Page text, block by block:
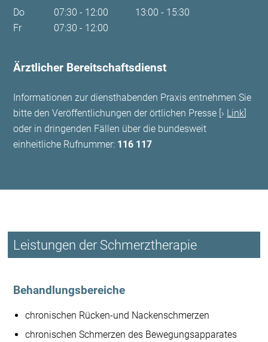
Do
07:30 - 12:00
13:00 - 15:30
Fr
07:30 - 12:00
Ärztlicher Bereitschaftsdienst
Informationen zur diensthabenden Praxis entnehmen Sie
bitte den Veröffentlichungen der örtlichen Presse [
Link
oder in dringenden Fällen über die bundesweit
einheitliche Rufnummer: 116 117
Leistungen der Schmerztherapie
Behandlungsbereiche
chronischen Rücken-und Nackenschmerzen
chronischen Schmerzen des Bewegungsapparates